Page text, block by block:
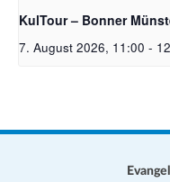
KulTour – Bonner
7. August 2026, 11:00 -